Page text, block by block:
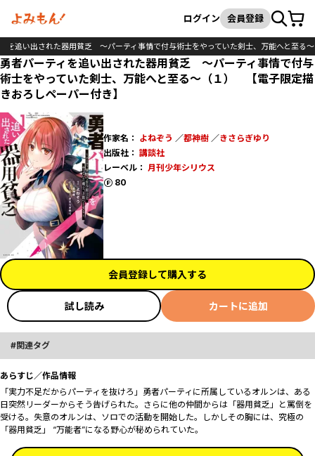
検索
ログイン 会員登録カート
を追い出された器用貧乏 ～パーティ事情で付与術士をやっていた剣士、万能へと至る～
勇者パーティを追い出された器用貧乏 ～パーティ事情で付与
術士をやっていた剣士、万能へと至る～（１） 【電子限定描
きおろしペーパー付き】
作家名： よねぞう ／都神樹／きさらぎゆり
出版社： 講談社
レーベル： 月刊少年シリウス
80
ポイント
会員登録して購入する
試し読み カートに追加
関連タグ
あらすじ／作品情報
「実力不足だからパーティを抜けろ」勇者パーティに所属しているオルンは、ある
日突然リーダーからそう告げられた。さらに他の仲間からは「器用貧乏」と罵倒を
受ける。失意のオルンは、ソロでの活動を開始した。しかしその胸には、究極の
「器用貧乏」―― “万能者”になる野心が秘められていた。